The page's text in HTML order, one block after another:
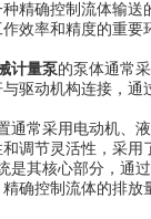
确控制流体输送
效率和精度的重要
计量泵的泵体通常
驱动机构连接，
常采用电动机、液
调节灵活性，采用
其核心部分，通过
确控制流体的排